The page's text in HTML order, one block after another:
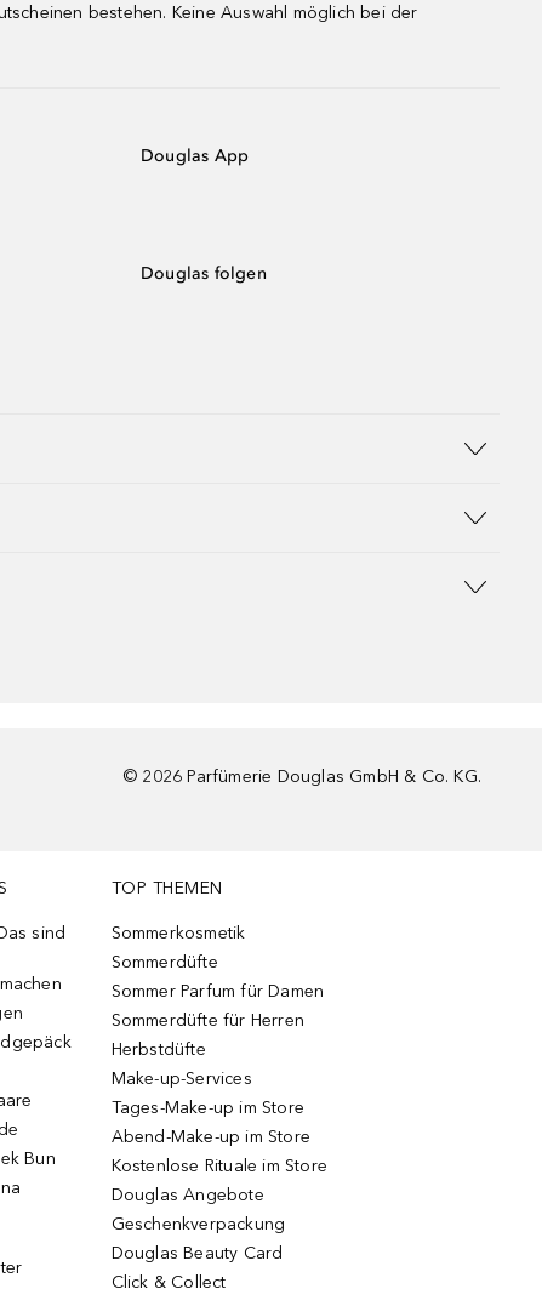
bestehen. Keine Auswahl möglich bei der
Douglas App
Douglas folgen
© 2026 Parfümerie Douglas GmbH & Co. KG.
sind
Bun
TOP THEMEN
Sommerkosmetik
Sommerdüfte
Sommer Parfum für Damen
Sommerdüfte für Herren
Herbstdüfte
Make-up-Services
Tages-Make-up im Store
Abend-Make-up im Store
Kostenlose Rituale im Store
Douglas Angebote
Geschenkverpackung
Douglas Beauty Card
Click & Collect